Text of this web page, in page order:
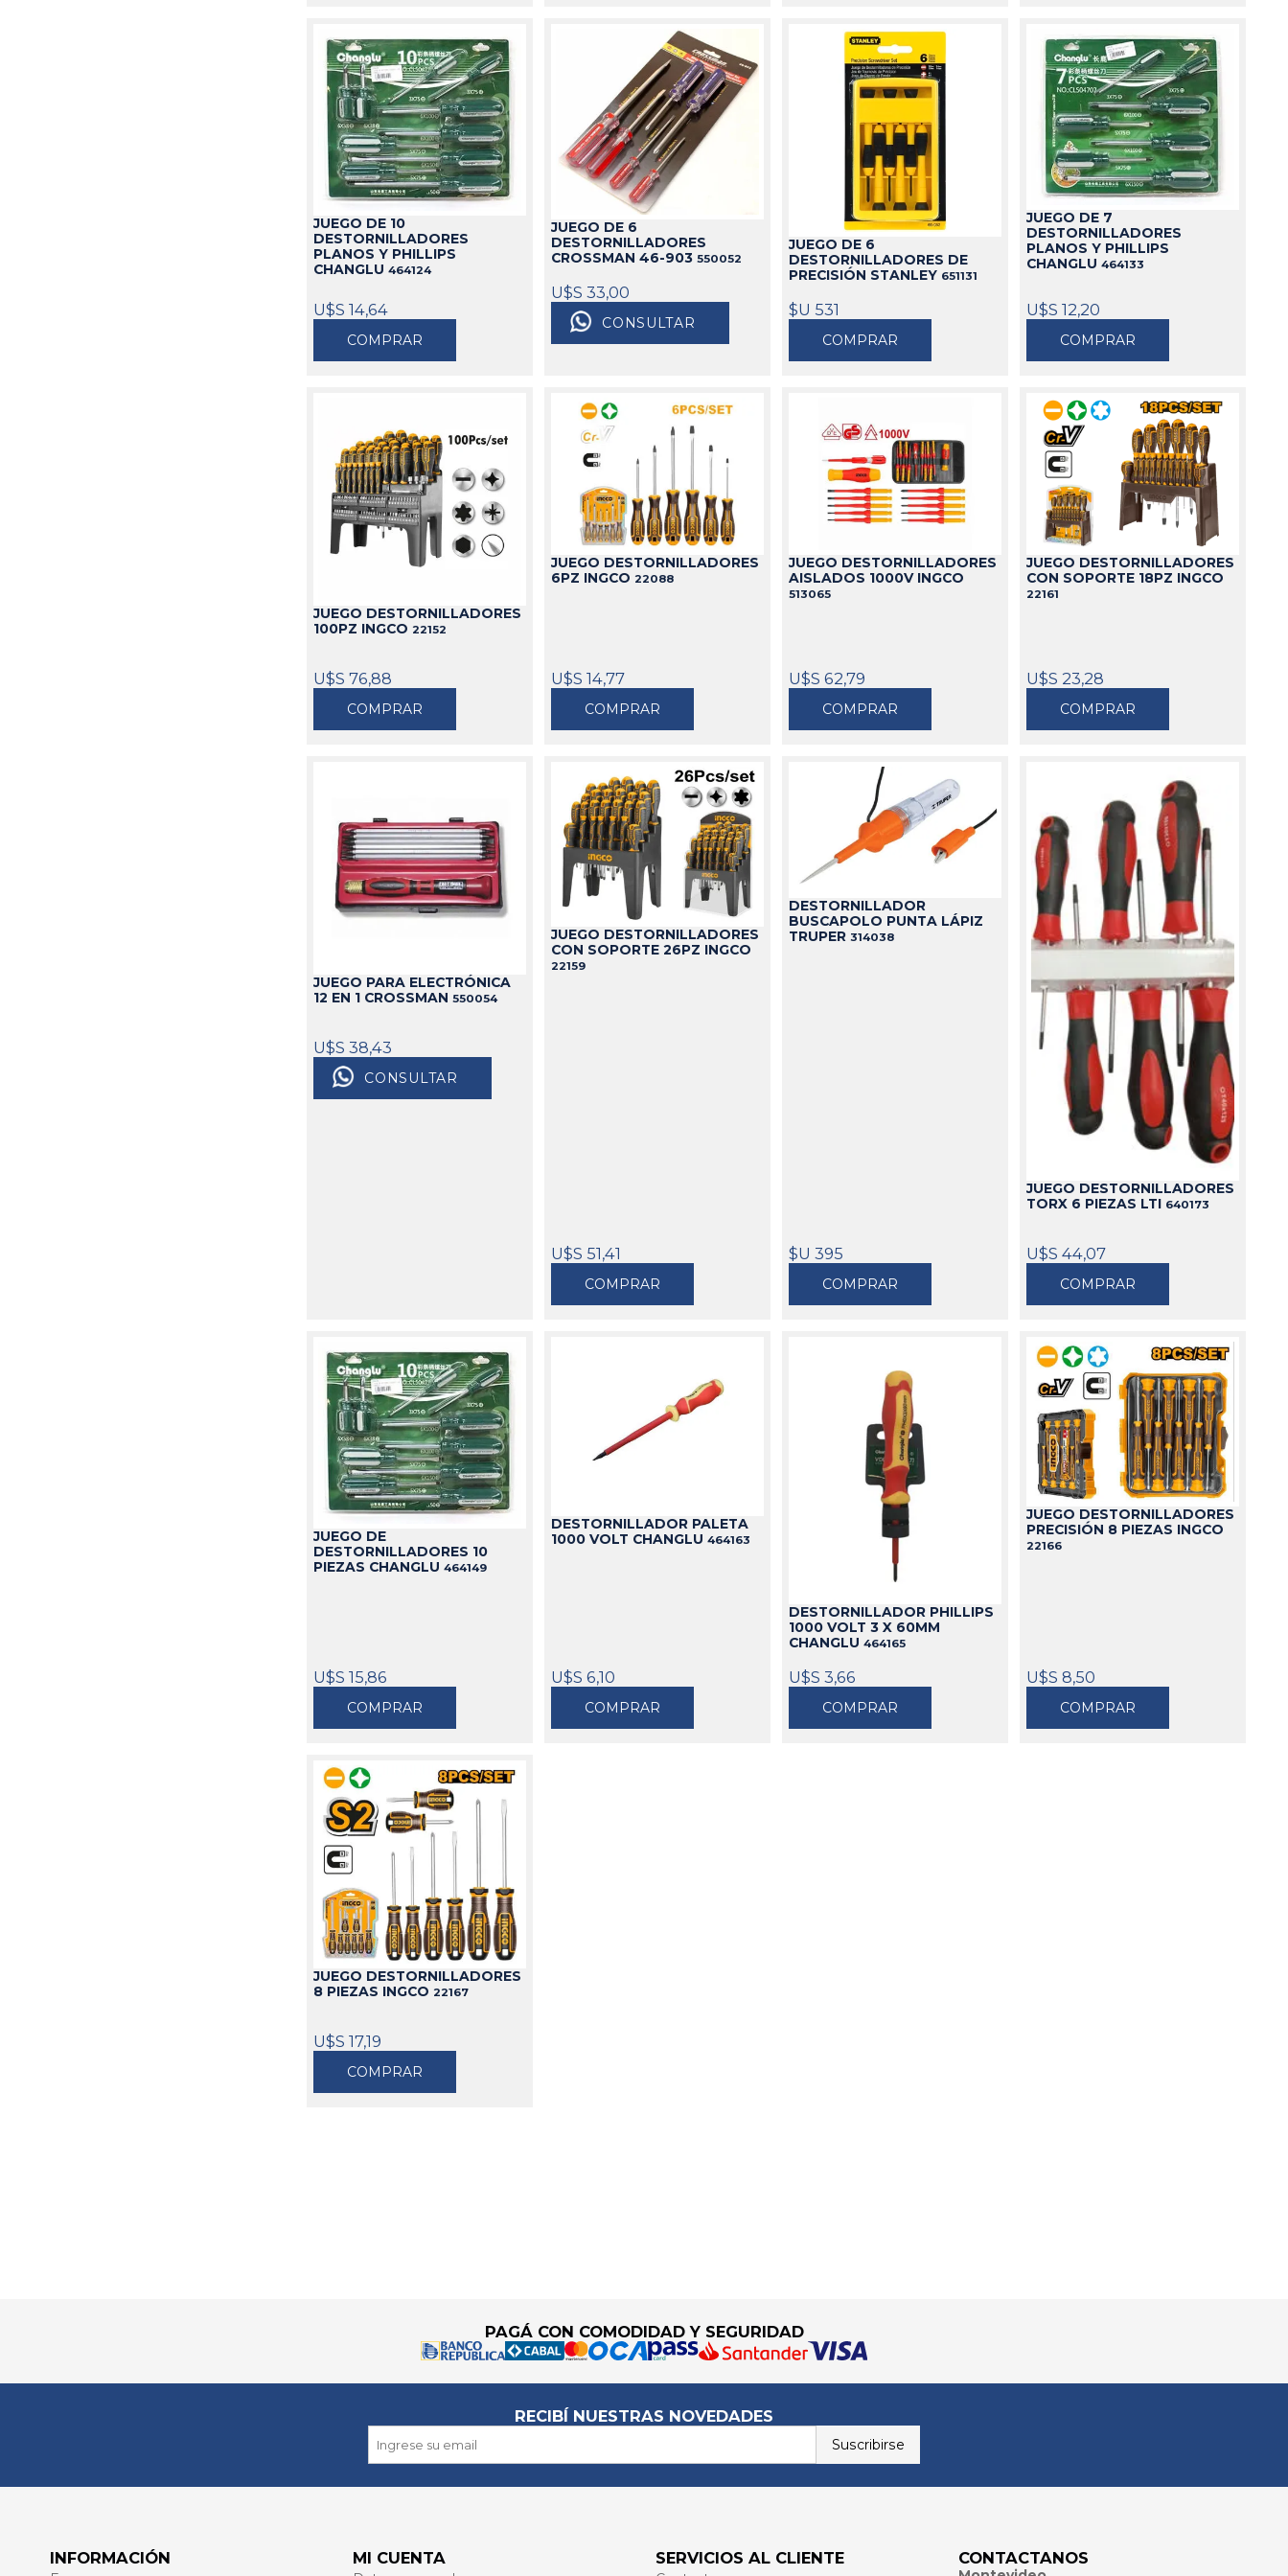
JUEGO DE 10
DESTORNILLADORES
PLANOS Y PHILLIPS
CHANGLU464124
U$S 14,64
COMPRAR
JUEGO DE 6
DESTORNILLADORES
CROSSMAN 46-903550052
U$S 33,00
CONSULTAR
JUEGO DE 6
DESTORNILLADORES DE
PRECISIÓN STANLEY 651131
$U 531
COMPRAR
JUEGO DE 7
DESTORNILLADORES
PLANOS Y PHILLIPS
CHANGLU464133
U$S 12,20
COMPRAR
JUEGO DESTORNILLADORES
100PZ INGCO22152
U$S 76,88
COMPRAR
JUEGO DESTORNILLADORES
6PZ INGCO22088
U$S 14,77
COMPRAR
JUEGO DESTORNILLADORES
AISLADOS 1000V INGCO
513065
U$S 62,79
COMPRAR
JUEGO DESTORNILLADORES
CON SOPORTE 18PZ INGCO
22161
U$S 23,28
COMPRAR
JUEGO PARA ELECTRÓNICA
12 EN 1 CROSSMAN550054
U$S 38,43
CONSULTAR
JUEGO DESTORNILLADORES
CON SOPORTE 26PZ INGCO
22159
U$S 51,41
COMPRAR
DESTORNILLADOR
BUSCAPOLO PUNTA LÁPIZ
TRUPER 314038
$U 395
COMPRAR
JUEGO DESTORNILLADORES
TORX 6 PIEZAS LTI 640173
U$S 44,07
COMPRAR
JUEGO DE
DESTORNILLADORES 10
PIEZAS CHANGLU464149
U$S 15,86
COMPRAR
DESTORNILLADOR PALETA
1000 VOLT CHANGLU464163
U$S 6,10
COMPRAR
DESTORNILLADOR PHILLIPS
1000 VOLT 3 X 60MM
CHANGLU464165
U$S 3,66
COMPRAR
JUEGO DESTORNILLADORES
PRECISIÓN 8 PIEZAS INGCO
22166
U$S 8,50
COMPRAR
JUEGO DESTORNILLADORES
8 PIEZAS INGCO22167
U$S 17,19
COMPRAR
PAGÁ CON COMODIDAD Y SEGURIDAD
RECIBÍ NUESTRAS NOVEDADES
Suscribirse
INFORMACIÓN MI CUENTA SERVICIOS AL CLIENTE CONTACTANOS